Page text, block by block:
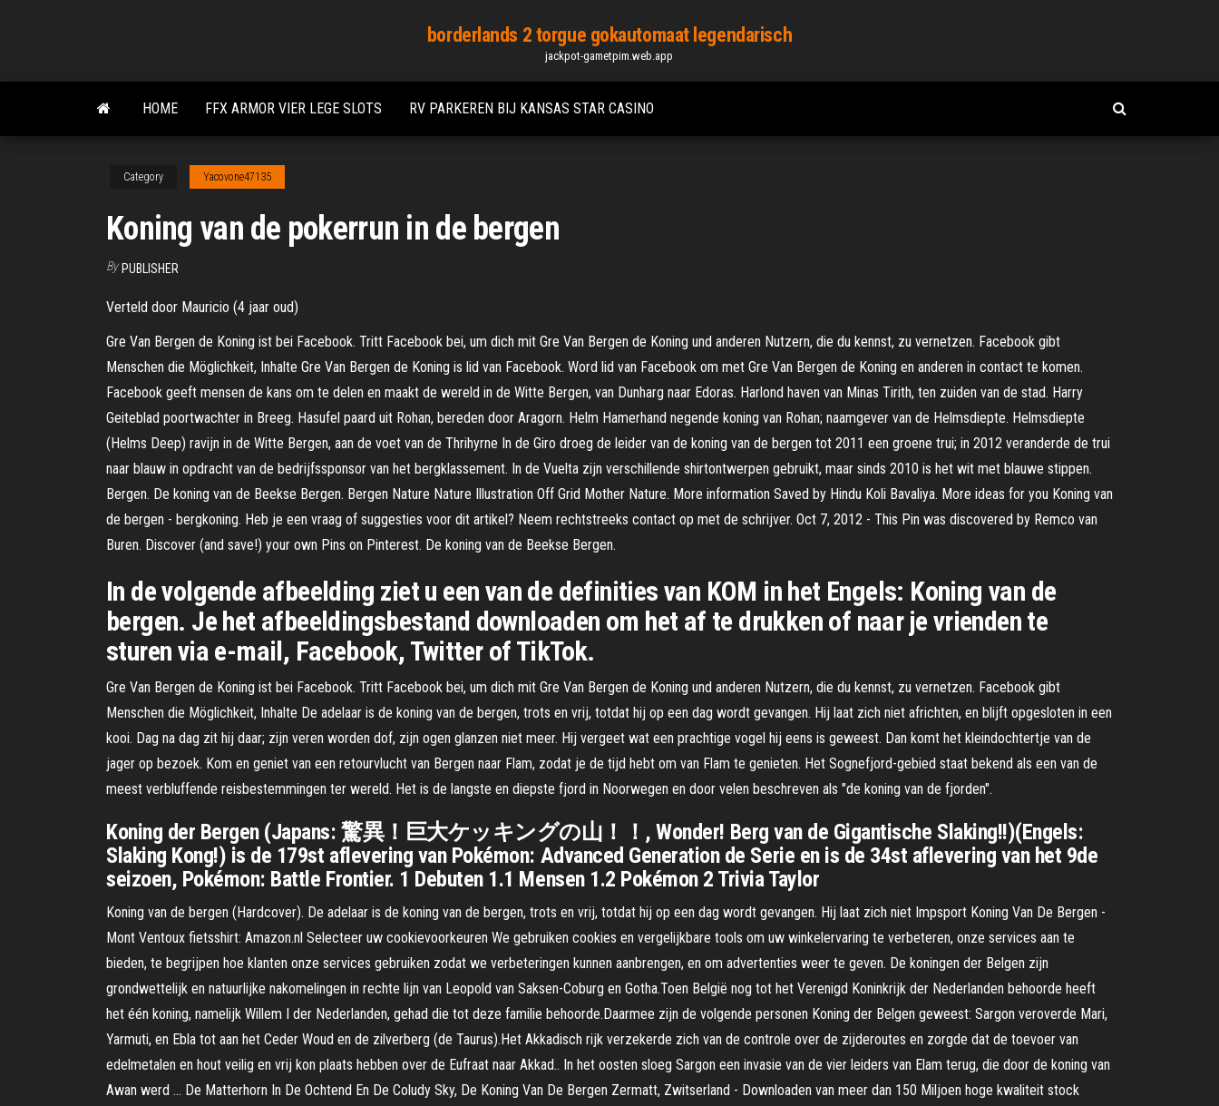
content
borderlands 2 torgue gokautomaat legendarisch
jackpot-gametpim.web.app
HOME FFX ARMOR VIER LEGE SLOTS RV PARKEREN BIJ KANSAS STAR CASINO
Category Yacovone47135
Koning van de pokerrun in de bergen
By PUBLISHER
Verteld door Mauricio (4 jaar oud)
Gre Van Bergen de Koning ist bei Facebook. Tritt Facebook bei, um dich mit Gre Van Bergen de Koning und anderen Nutzern, die du kennst, zu vernetzen. Facebook gibt
Menschen die Möglichkeit, Inhalte Gre Van Bergen de Koning is lid van Facebook. Word lid van Facebook om met Gre Van Bergen de Koning en anderen in contact te komen.
Facebook geeft mensen de kans om te delen en maakt de wereld in de Witte Bergen, van Dunharg naar Edoras. Harlond haven van Minas Tirith, ten zuiden van de stad. Harry
Geiteblad poortwachter in Breeg. Hasufel paard uit Rohan, bereden door Aragorn. Helm Hamerhand negende koning van Rohan; naamgever van de Helmsdiepte. Helmsdiepte
(Helms Deep) ravijn in de Witte Bergen, aan de voet van de Thrihyrne In de Giro droeg de leider van de koning van de bergen tot 2011 een groene trui; in 2012 veranderde de trui
naar blauw in opdracht van de bedrijfssponsor van het bergklassement. In de Vuelta zijn verschillende shirtontwerpen gebruikt, maar sinds 2010 is het wit met blauwe stippen.
Bergen. De koning van de Beekse Bergen. Bergen Nature Nature Illustration Off Grid Mother Nature. More information Saved by Hindu Koli Bavaliya. More ideas for you Koning van
de bergen - bergkoning. Heb je een vraag of suggesties voor dit artikel? Neem rechtstreeks contact op met de schrijver. Oct 7, 2012 - This Pin was discovered by Remco van
Buren. Discover (and save!) your own Pins on Pinterest. De koning van de Beekse Bergen.
In de volgende afbeelding ziet u een van de definities van KOM in het Engels: Koning van de
bergen. Je het afbeeldingsbestand downloaden om het af te drukken of naar je vrienden te
sturen via e-mail, Facebook, Twitter of TikTok.
Gre Van Bergen de Koning ist bei Facebook. Tritt Facebook bei, um dich mit Gre Van Bergen de Koning und anderen Nutzern, die du kennst, zu vernetzen. Facebook gibt
Menschen die Möglichkeit, Inhalte De adelaar is de koning van de bergen, trots en vrij, totdat hij op een dag wordt gevangen. Hij laat zich niet africhten, en blijft opgesloten in een
kooi. Dag na dag zit hij daar; zijn veren worden dof, zijn ogen glanzen niet meer. Hij vergeet wat een prachtige vogel hij eens is geweest. Dan komt het kleindochtertje van de
jager op bezoek. Kom en geniet van een retourvlucht van Bergen naar Flam, zodat je de tijd hebt om van Flam te genieten. Het Sognefjord-gebied staat bekend als een van de
meest verbluffende reisbestemmingen ter wereld. Het is de langste en diepste fjord in Noorwegen en door velen beschreven als "de koning van de fjorden".
Koning der Bergen (Japans: 驚異！巨大ケッキングの山！！, Wonder! Berg van de Gigantische Slaking!!)(Engels:
Slaking Kong!) is de 179st aflevering van Pokémon: Advanced Generation de Serie en is de 34st aflevering van het 9de
seizoen, Pokémon: Battle Frontier. 1 Debuten 1.1 Mensen 1.2 Pokémon 2 Trivia Taylor
Koning van de bergen (Hardcover). De adelaar is de koning van de bergen, trots en vrij, totdat hij op een dag wordt gevangen. Hij laat zich niet Impsport Koning Van De Bergen -
Mont Ventoux fietsshirt: Amazon.nl Selecteer uw cookievoorkeuren We gebruiken cookies en vergelijkbare tools om uw winkelervaring te verbeteren, onze services aan te
bieden, te begrijpen hoe klanten onze services gebruiken zodat we verbeteringen kunnen aanbrengen, en om advertenties weer te geven. De koningen der Belgen zijn
grondwettelijk en natuurlijke nakomelingen in rechte lijn van Leopold van Saksen-Coburg en Gotha.Toen België nog tot het Verenigd Koninkrijk der Nederlanden behoorde heeft
het één koning, namelijk Willem I der Nederlanden, gehad die tot deze familie behoorde.Daarmee zijn de volgende personen Koning der Belgen geweest: Sargon veroverde Mari,
Yarmuti, en Ebla tot aan het Ceder Woud en de zilverberg (de Taurus).Het Akkadisch rijk verzekerde zich van de controle over de zijderoutes en zorgde dat de toevoer van
edelmetalen en hout veilig en vrij kon plaats hebben over de Eufraat naar Akkad.. In het oosten sloeg Sargon een invasie van de vier leiders van Elam terug, die door de koning van
Awan werd … De Matterhorn In De Ochtend En De Coludy Sky, De Koning Van De Bergen Zermatt, Zwitserland - Downloaden van meer dan 150 Miljoen hoge kwaliteit stock